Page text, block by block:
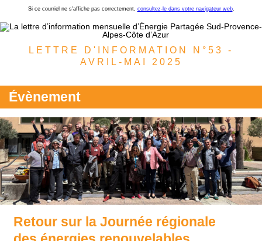
Si ce courriel ne s'affiche pas correctement, consultez-le dans votre navigateur web.
LETTRE D'INFORMATION N°53 -
AVRIL-MAI 2025
Évènement
Retour sur la Journée régionale